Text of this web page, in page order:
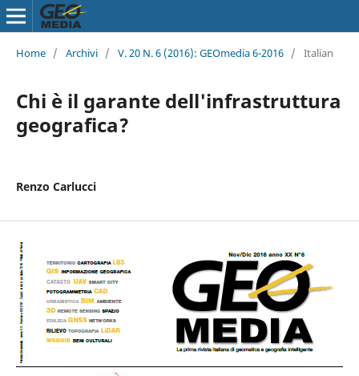
Home / Archivi / V. 20 N. 6 (2016): GEOmedia 6-2016 / Italian
Chi è il garante dell'infrastruttura
geografica?
Renzo Carlucci